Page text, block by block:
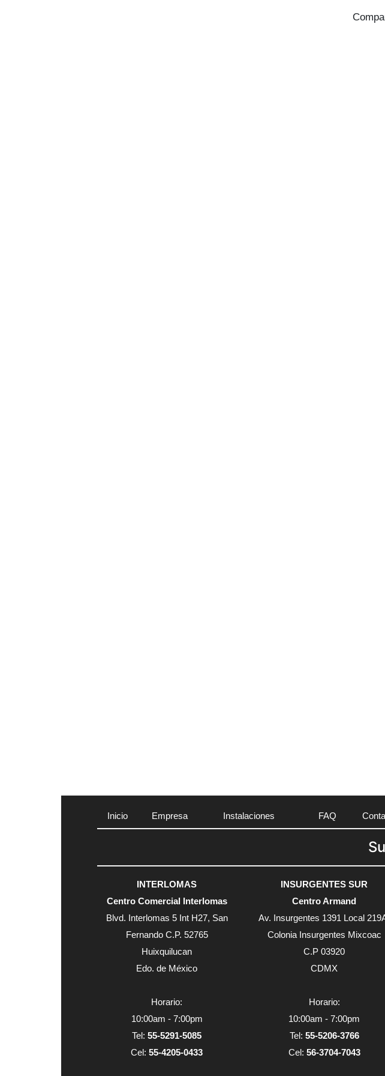
Inicio Empresa Instalaciones FAQ
INTERLOMAS
Centro Comercial Interlomas
Blvd. Interlomas 5 Int H27, San
Fernando C.P. 52765
Huixquilucan
Edo. de México
Horario:
10:00am - 7:00pm
Tel:55-5291-5085
Cel:55-4205-0433
INSURGENTES SUR
Centro Armand
Av. Insurgentes 1391 Local
Colonia Insurgentes Mixcoac
C.P 03920
CDMX
Horario:
10:00am - 7:00pm
Tel: 55-5206-3766
Cel: 56-3704-7043